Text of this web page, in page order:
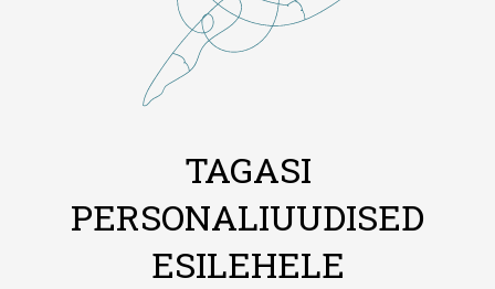
TAGASI
PERSONALIUUDISED
ESILEHELE